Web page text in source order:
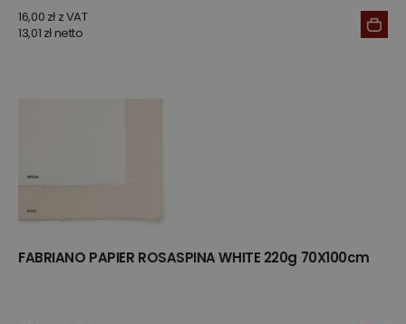
16,00 zł z VAT
13,01 zł netto
FABRIANO PAPIER ROSASPINA WHITE 220g 70X100cm